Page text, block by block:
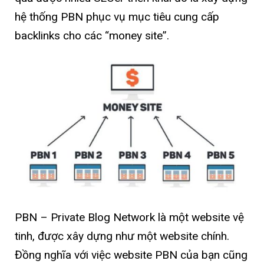
hệ thống PBN phục vụ mục tiêu cung cấp
backlinks cho các “money site”.
PBN – Private Blog Network là một website vệ
tinh, được xây dựng như một website chính.
Đồng nghĩa với việc website PBN của bạn cũng